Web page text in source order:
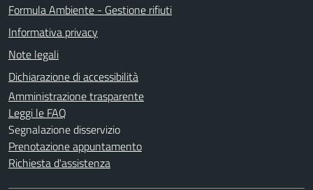
Formula Ambiente - Gestione rifiuti
Informativa privacy
Note legali
Dichiarazione di accessibilità
Amministrazione trasparente
Leggi le FAQ
Segnalazione disservizio
Prenotazione appuntamento
Richiesta d'assistenza